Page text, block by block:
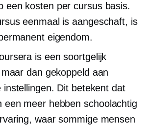
een kosten per cursusbasis.
eenmaal is aangeschaft, is
eigendom.
is een soortgelijk
dan gekoppeld aan
instellingen. Dit betekent dat
een meer hebbenschoolachtig
waar sommige mensen